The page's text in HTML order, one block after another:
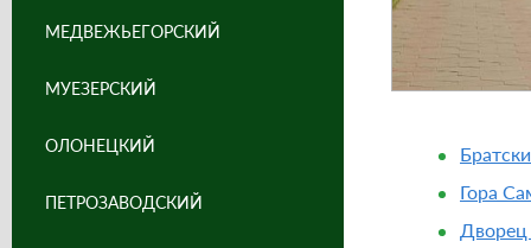
Гора
Дворец
МЕДВЕЖЬЕГОРСКИЙ
МУЕЗЕРСКИЙ
ОЛОНЕЦКИЙ
ПЕТРОЗАВОДСКИЙ